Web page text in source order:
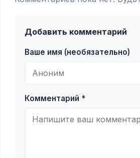
Добавить комментарий
Ваше имя (необязательно)
Комментарий *